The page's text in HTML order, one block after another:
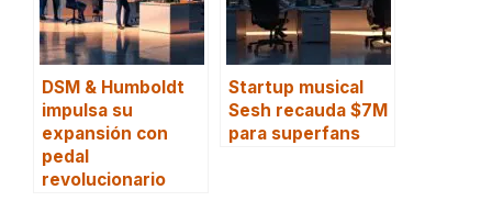
DSM & Humboldt
impulsa su
expansión con
pedal
revolucionario
Startup musical
Sesh recauda $7M
para superfans